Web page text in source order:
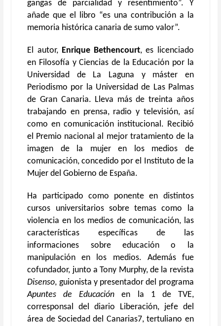
gangas de parcialidad y resentimiento”. Y
añade que el libro “es una contribución a la
memoria histórica canaria de sumo valor”.
El autor, Enrique Bethencourt, es licenciado
en Filosofía y Ciencias de la Educación por la
Universidad de La Laguna y máster en
Periodismo por la Universidad de Las Palmas
de Gran Canaria. Lleva más de treinta años
trabajando en prensa, radio y televisión, así
como en comunicación institucional. Recibió
el Premio nacional al mejor tratamiento de la
imagen de la mujer en los medios de
comunicación, concedido por el Instituto de la
Mujer del Gobierno de España.
Ha participado como ponente en distintos
cursos universitarios sobre temas como la
violencia en los medios de comunicación, las
características específicas de las
informaciones sobre educación o la
manipulación en los medios. Además fue
cofundador, junto a Tony Murphy, de la revista
Disenso, guionista y presentador del programa
Apuntes de Educación en la 1 de TVE,
corresponsal del diario Liberación, jefe del
área de Sociedad del Canarias7, tertuliano en